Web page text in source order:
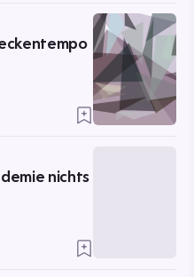
nichts